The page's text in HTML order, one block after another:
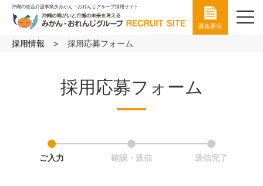
沖縄の総合介護事業所みかん・おれんじグループ採用サイト
募集要項
採用情報 採用応募フォーム
採用応募フォーム
ご入力 確認・送信 送信完了